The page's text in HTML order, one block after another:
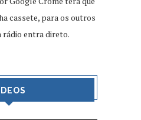
cassete, para os outros
rádio entra direto.